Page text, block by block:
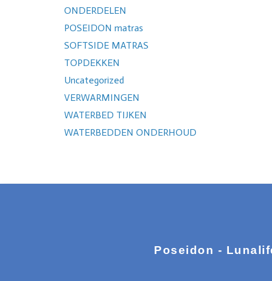
ONDERDELEN
POSEIDON matras
SOFTSIDE MATRAS
TOPDEKKEN
Uncategorized
VERWARMINGEN
WATERBED TIJKEN
WATERBEDDEN ONDERHOUD
Poseidon -